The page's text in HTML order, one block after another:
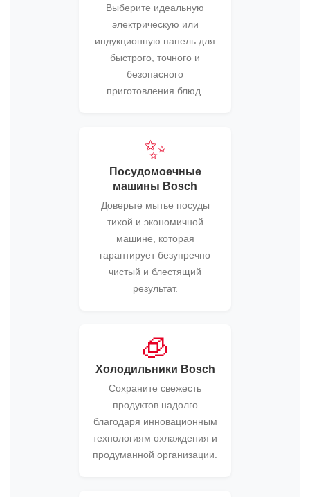
Выберите идеальную
электрическую или
индукционную панель для
быстрого, точного и
безопасного
приготовления блюд.
✨
Посудомоечные
машины Bosch
Доверьте мытье посуды
тихой и экономичной
машине, которая
гарантирует безупречно
чистый и блестящий
результат.
🧊
Холодильники Bosch
Сохраните свежесть
продуктов надолго
благодаря инновационным
технологиям охлаждения и
продуманной организации.